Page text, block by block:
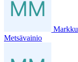
Markku
Metsävainio